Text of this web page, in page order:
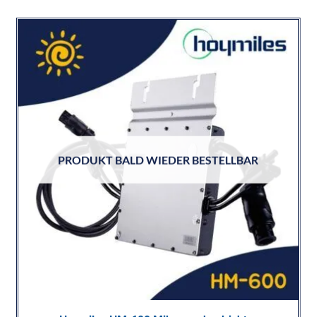
PRODUKT BALD WIEDER BESTELLBAR